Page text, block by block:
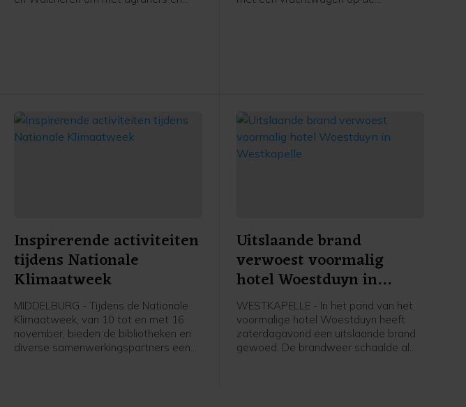
Inspirerende activiteiten
tijdens Nationale
Klimaatweek
MIDDELBURG - Tijdens de Nationale
Klimaatweek, van 10 tot en met 16
november, bieden de bibliotheken en
diverse samenwerkingspartners een
Uitslaande brand
verwoest voormalig
hotel Woestduyn in
Westkapelle
WESTKAPELLE - In het pand van het
voormalige hotel Woestduyn heeft
zaterdagavond een uitslaande brand
gewoed. De brandweer schaalde al